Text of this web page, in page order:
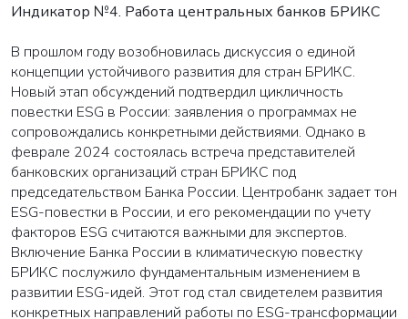
Индикатор №4. Работа центральных банков БРИКС
В прошлом году возобновилась дискуссия о единой
концепции устойчивого развития для стран БРИКС.
Новый этап обсуждений подтвердил цикличность
повестки ESG в России: заявления о программах не
сопровождались конкретными действиями. Однако в
феврале 2024 состоялась встреча представителей
банковских организаций стран БРИКС под
председательством Банка России. Центробанк задает тон
ESG-повестки в России, и его рекомендации по учету
факторов ESG считаются важными для экспертов.
Включение Банка России в климатическую повестку
БРИКС послужило фундаментальным изменением в
развитии ESG-идей. Этот год стал свидетелем развития
конкретных направлений работы по ESG-трансформации